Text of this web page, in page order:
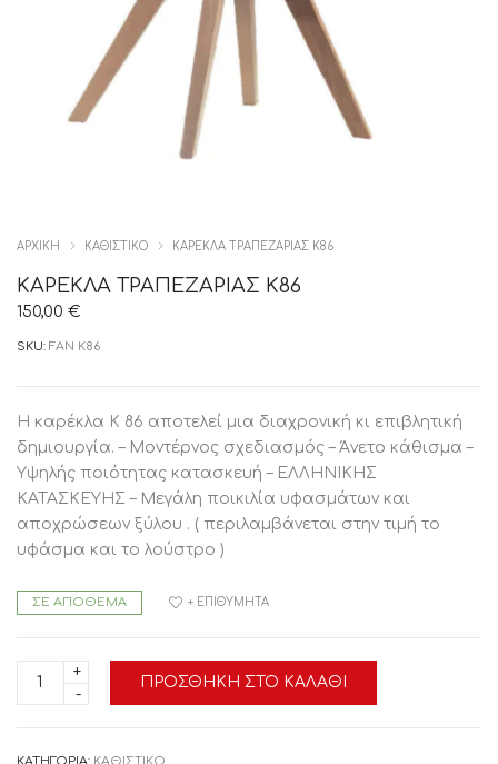
ΑΡΧΙΚΉ ΚΑΘΙΣΤΙΚΟ ΚΑΡΕΚΛΑ ΤΡΑΠΕΖΑΡΙΑΣ Κ86
ΚΑΡΕΚΛΑ ΤΡΑΠΕΖΑΡΙΑΣ Κ86
150,00 €
SKU: FAN K86
Η καρέκλα Κ 86 αποτελεί μια διαχρονική κι επιβλητική
δημιουργία. – Μοντέρνος σχεδιασμός – Άνετο κάθισμα –
Υψηλής ποιότητας κατασκευή – ΕΛΛΗΝΙΚΗΣ
ΚΑΤΑΣΚΕΥΗΣ – Μεγάλη ποικιλία υφασμάτων και
αποχρώσεων ξύλου . ( περιλαμβάνεται στην τιμή το
υφάσμα και το λούστρο )
ΣΕ ΑΠΌΘΕΜΑ
ΚΑΡΕΚΛΑ
ΤΡΑΠΕΖΑΡΙΑΣ
ΠΡΟΣΘΉΚΗ ΣΤΟ ΚΑΛΆΘΙ
+ ΕΠΙΘΥΜΗΤΆ